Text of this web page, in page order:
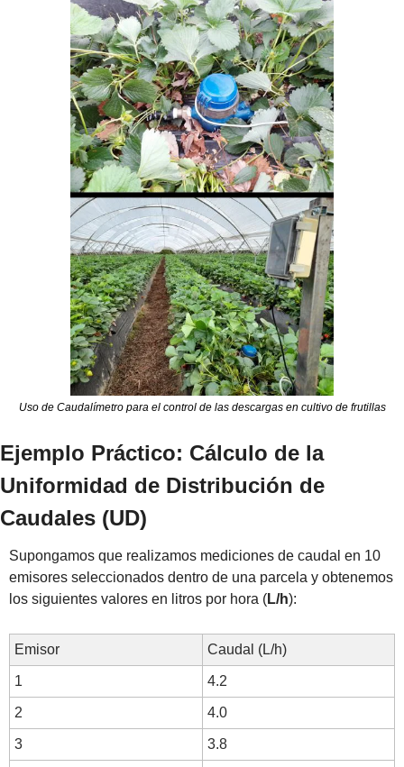
Uso de Caudalímetro para el control de las descargas en cultivo de frutillas
Ejemplo Práctico: Cálculo de la
Uniformidad de Distribución de
Caudales (UD)
Supongamos que realizamos mediciones de caudal en 10
emisores seleccionados dentro de una parcela y obtenemos
los siguientes valores en litros por hora (L/h):
Emisor Caudal (L/h)
1 4.2
2 4.0
3 3.8